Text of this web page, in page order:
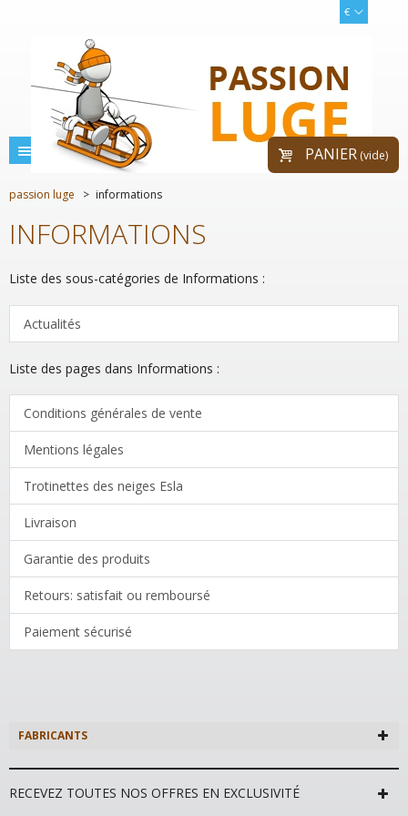
€
PANIER (vide)
menu
passion luge > informations
INFORMATIONS
Liste des sous-catégories de Informations :
Actualités
Liste des pages dans Informations :
Conditions générales de vente
Mentions légales
Trotinettes des neiges Esla
Livraison
Garantie des produits
Retours: satisfait ou remboursé
Paiement sécurisé
FABRICANTS
RECEVEZ TOUTES NOS OFFRES EN EXCLUSIVITÉ